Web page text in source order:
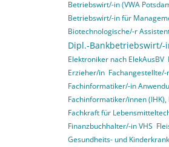
Betriebswirt/-in (VWA
Betriebswirt/-in für
Biotechnologische/-r
Dipl.-Bankbetriebswirt/-
Elektroniker nach ElekAusBV
Erzieher/in
Fachinformatiker/-in
Fachinformatiker/innen
Fachkraft für
Finanzbuchhalter/-in VHS
Gesundheits- und